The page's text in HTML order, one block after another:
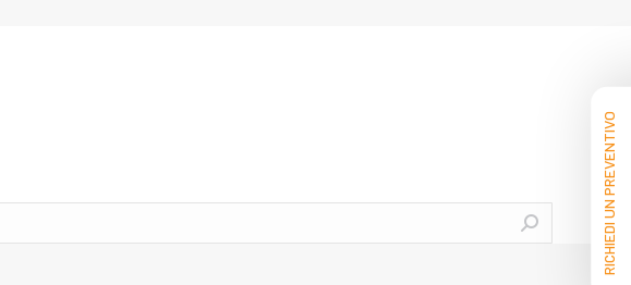
RICHIEDI UN PREVENTIVO